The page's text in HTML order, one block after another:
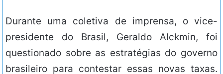
Durante uma coletiva de imprensa, o vice-
presidente do Brasil, Geraldo Alckmin, foi
questionado sobre as estratégias do governo
brasileiro para contestar essas novas taxas.